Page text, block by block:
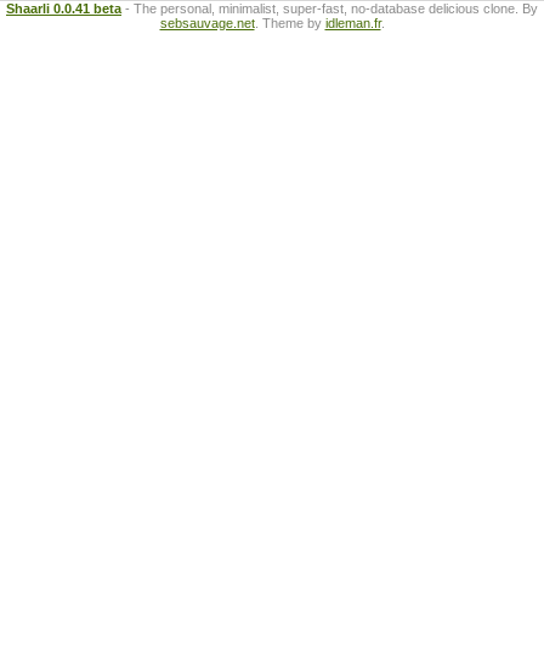
Shaarli 0.0.41 beta - The personal, minimalist, super-fast, no-database delicious clone. By
sebsauvage.net. Theme by idleman.fr.